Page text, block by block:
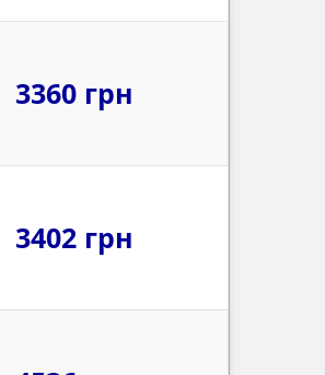
3360 грн
3402 грн